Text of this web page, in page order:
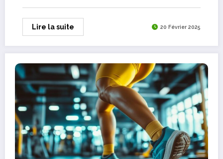
Lire la suite 20 Février 2025